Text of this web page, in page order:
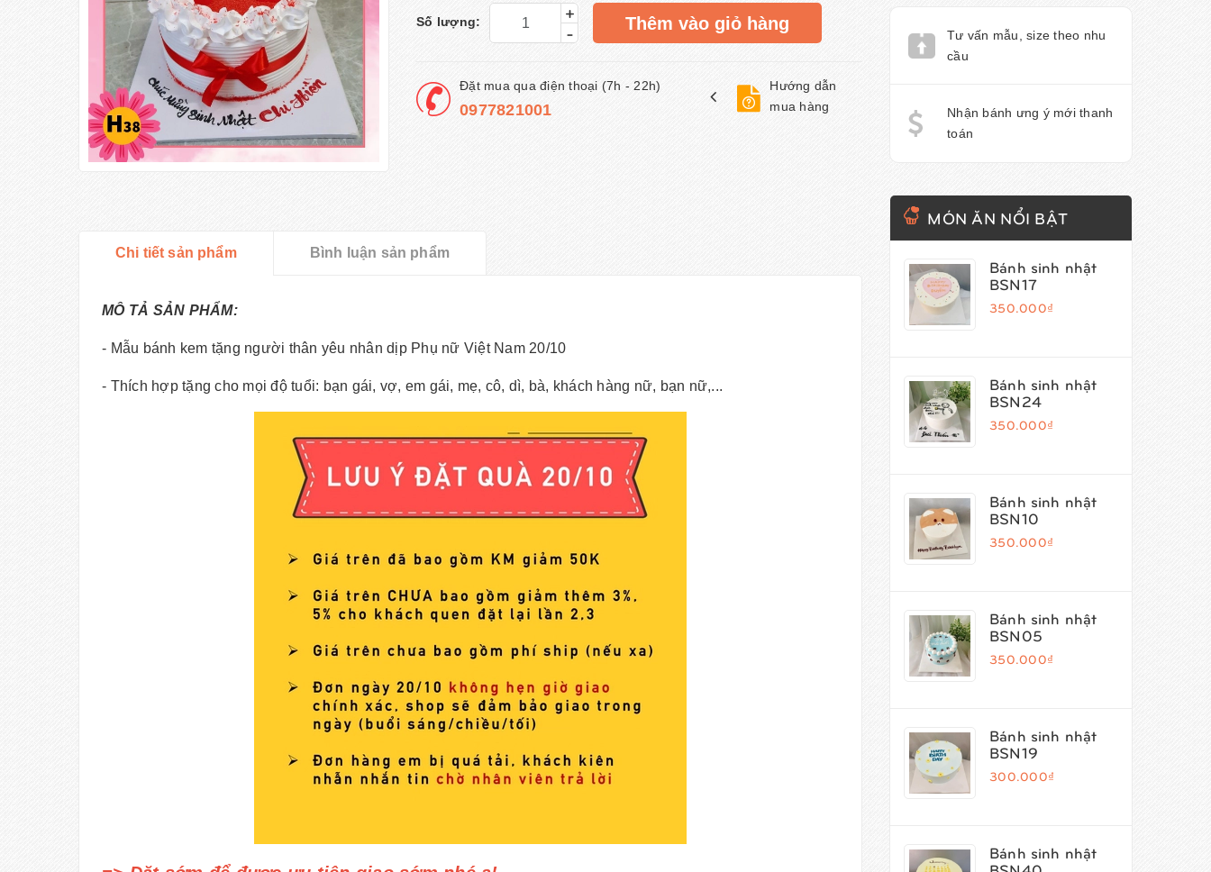
Số lượng:
+
-
Thêm vào giỏ hàng
Đặt mua qua điện thoại (7h - 22h)
0977821001
Hướng dẫn
mua hàng
Chi tiết sản phẩm Bình luận sản phẩm
MÔ TẢ SẢN PHẨM:
- Mẫu bánh kem tặng người thân yêu nhân dịp Phụ nữ Việt Nam 20/10
- Thích hợp tặng cho mọi độ tuổi: bạn gái, vợ, em gái, mẹ, cô, dì, bà, khách hàng nữ, bạn nữ,...
Tư vấn mẫu, size theo nhu
cầu
Nhận bánh ưng ý mới thanh
toán
MÓN ĂN NỔI BẬT
Bánh sinh nhật
BSN17
350.000₫
Bánh sinh nhật
BSN24
350.000₫
Bánh sinh nhật
BSN10
350.000₫
Bánh sinh nhật
BSN05
350.000₫
Bánh sinh nhật
BSN19
300.000₫
Bánh sinh nhật